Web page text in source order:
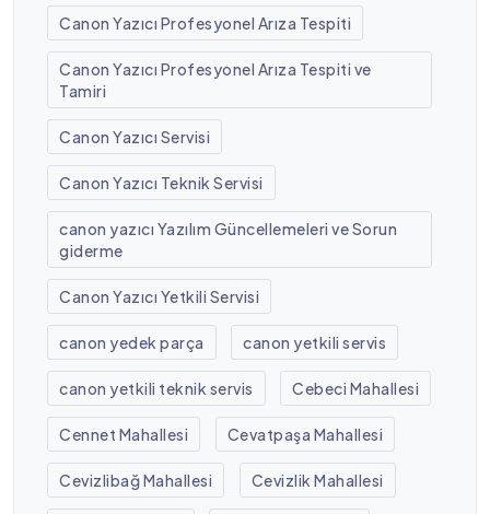
Canon Yazıcı Profesyonel Arıza Tespiti
Canon Yazıcı Profesyonel Arıza Tespiti ve
Tamiri
Canon Yazıcı Servisi
Canon Yazıcı Teknik Servisi
canon yazıcı Yazılım Güncellemeleri ve Sorun
giderme
Canon Yazıcı Yetkili Servisi
canon yedek parça canon yetkili servis
canon yetkili teknik servis Cebeci Mahallesi
Cennet Mahallesi Cevatpaşa Mahallesi
Cevizlibağ Mahallesi Cevizlik Mahallesi